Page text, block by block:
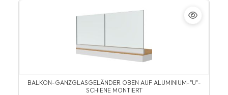
BALKON-GANZGLASGELÄNDER OBEN AUF ALUMINIUM-"U"-
SCHIENE MONTIERT